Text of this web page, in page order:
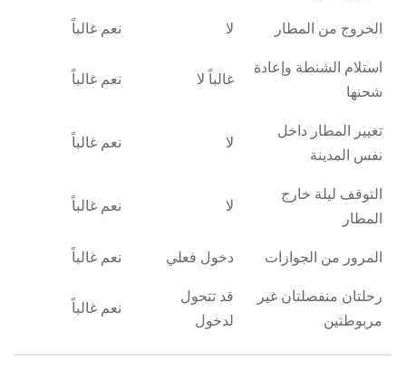
الخروج من المطار لا
نعم غالباً
استلام الشنطة وإعادة
شحنها
غالباً لا نعم غالباً
تغيير المطار داخل
نفس المدينة
لا نعم غالباً
التوقف ليلة خارج
المطار
لا نعم غالباً
المرور من الجوازات دخول فعلي
نعم غالباً
رحلتان منفصلتان غير
مربوطتين
قد تتحول
لدخول
نعم غالباً